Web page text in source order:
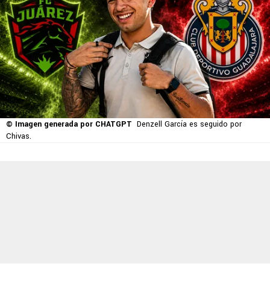
© Imagen generada por CHATGPT Denzell García es seguido por
Chivas.